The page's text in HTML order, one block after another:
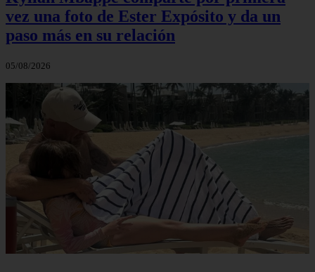
vez una foto de Ester Expósito y da un
paso más en su relación
05/08/2026